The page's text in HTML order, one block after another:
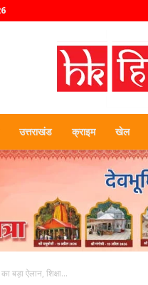
उत्तराखंड क्राइम खेल
बड़ा ऐलान, शिक्षा...